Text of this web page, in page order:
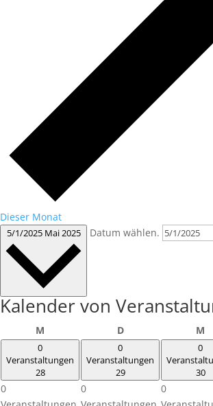
Dieser Monat
5/1/2025 Mai 2025 Datum wählen.
Kalender von
M DDienstag M
0
Veranstaltungen
28
0
0
Veranstaltungen
29
0
0
30
0